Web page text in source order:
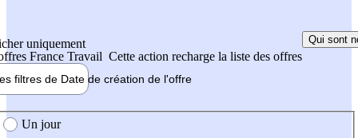
uniquement
France Travail Cette action recharge la liste des offres
Qui sont
filtres de Date de création de l'offre
création de l'offre
Un jour